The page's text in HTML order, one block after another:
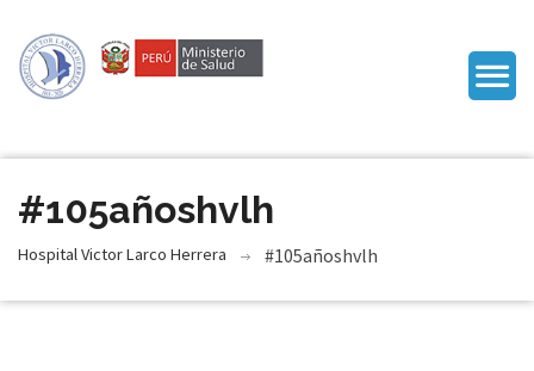
#105añoshvlh
Hospital Victor Larco Herrera #105añoshvlh